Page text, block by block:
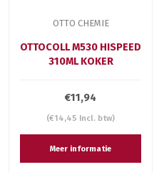
OTTO CHEMIE
OTTOCOLL M530 HISPEED
310ML KOKER
€11,94
(€14,45 Incl. btw)
Meer informatie